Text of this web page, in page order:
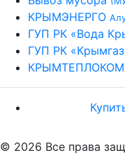
КРЫМЭНЕРГО
ГУП РК «Вода
ГУП РК
© 2026 Все права